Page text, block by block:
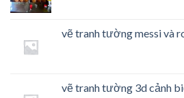
vẽ tranh tường messi và
vẽ tranh tường 3d cảnh